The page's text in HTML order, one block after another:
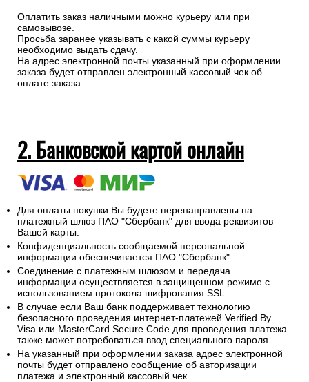
Оплатить заказ наличными можно курьеру или при
самовывозе.
Просьба заранее указывать с какой суммы курьеру
необходимо выдать сдачу.
На адрес электронной почты указанный при оформлении
заказа будет отправлен электронный кассовый чек об
оплате заказа.
2. Банковской картой онлайн
Для оплаты покупки Вы будете перенаправлены на
платежный шлюз ПАО "Сбербанк" для ввода реквизитов
Вашей карты.
Конфиденциальность сообщаемой персональной
информации обеспечивается ПАО "Сбербанк".
Соединение с платежным шлюзом и передача
информации осуществляется в защищенном режиме с
использованием протокола шифрования SSL.
В случае если Ваш банк поддерживает технологию
безопасного проведения интернет-платежей Verified By
Visa или MasterCard Secure Code для проведения платежа
также может потребоваться ввод специального пароля.
На указанный при оформлении заказа адрес электронной
почты будет отправлено сообщение об авторизации
платежа и электронный кассовый чек.